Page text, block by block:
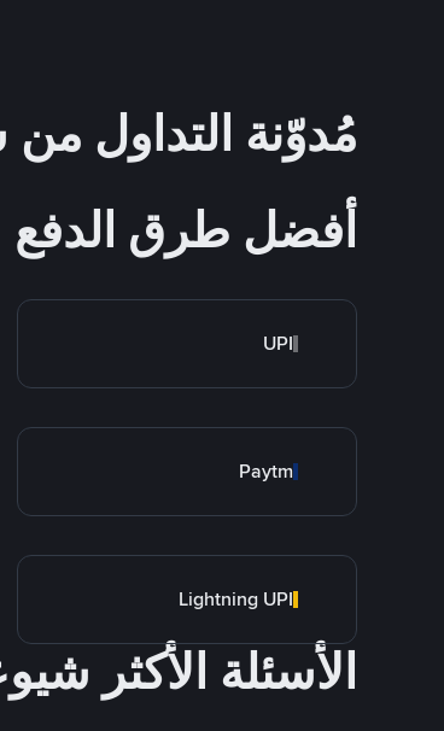
مُدوّنة
أفضل طرق الدفع
UPI
Paytm
Lightning UPI
الأسئلة الأكثر